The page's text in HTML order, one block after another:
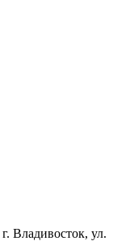
г. Владивосток, ул.